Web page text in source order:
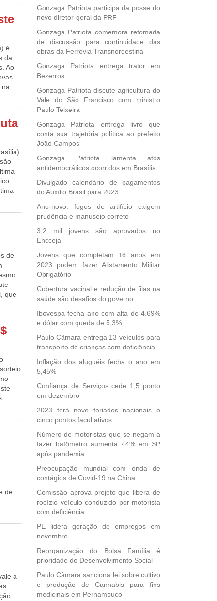
a
já
de
a
e
de
do
o
à
no
a
o
mão
a
é
da
Ao
na
fazer
de
no
do
de
entre
para
…
na
de
que
é
a
a
de
até
de
dos
a
Gonzaga Patriota participa da posse do
novo diretor-geral da PRF
Gonzaga Patriota comemora retomada
de discussão para continuidade das
obras da Ferrovia Transnordestina
Gonzaga Patriota entrega trator em
Bezerros
Gonzaga Patriota discute agricultura do
Vale do São Francisco com ministro
Paulo Teixeira
Gonzaga Patriota entrega livro que
conta sua trajetória política ao prefeito
João Campos
Gonzaga Patriota lamenta atos
antidemocráticos ocorridos em Brasília
Divulgado calendário de pagamentos
do Auxílio Brasil para 2023
Ano-novo: fogos de artifício exigem
prudência e manuseio correto
3,2 mil jovens são aprovados no
Encceja
Jovens que completam 18 anos em
2023 podem fazer Alistamento Militar
Obrigatório
Cobertura vacinal e redução de filas na
saúde são desafios do governo
Ibovespa fecha ano com alta de 4,69%
e dólar com queda de 5,3%
Paulo Câmara entrega 13 veículos para
transporte de crianças com deficiência
Inflação dos aluguéis fecha o ano em
5,45%
Confiança de Serviços cede 1,5 ponto
em dezembro
2023 terá nove feriados nacionais e
cinco pontos facultativos
Número de motoristas que se negam a
fazer bafômetro aumenta 44% em SP
após pandemia
Preocupação mundial com onda de
contágios de Covid-19 na China
Comissão aprova projeto que libera de
rodízio veículo conduzido por motorista
com deficiência
PE lidera geração de empregos em
novembro
Reorganização do Bolsa Família é
prioridade do Desenvolvimento Social
Paulo Câmara sanciona lei sobre cultivo
e produção de Cannabis para fins
medicinais em Pernambuco